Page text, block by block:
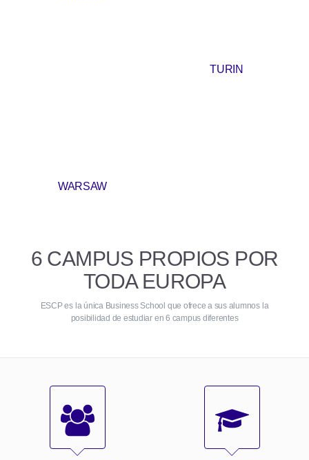
TURIN
WARSAW
6 CAMPUS PROPIOS POR
TODA EUROPA
ESCP es la única Business School que ofrece a sus alumnos la
posibilidad de estudiar en 6 campus diferentes